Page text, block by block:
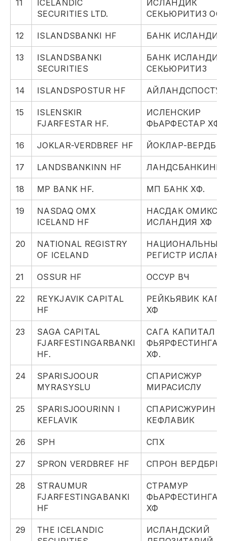
11
ICELANDIC
SECURITIES LTD.
ИСЛАНДИК
СЕКЬЮРИТИЗ
12 ISLANDSBANKI HF БАНК ИСЛАНДИИ
13
ISLANDSBANKI
SECURITIES
БАНК ИСЛАНДИИ
СЕКЬЮРИТИЗ
14 ISLANDSPOSTUR HF АЙЛАНДСПОСТУР
15
ISLENSKIR
FJARFESTAR HF.
ИСЛЕНСКИР
ФЬАРФЕСТАР ХФ.
16 JOKLAR-VERDBREF HF ЙОКЛАР-
17 LANDSBANKINN HF ЛАНДСБАНКИНН
18 MP BANK HF. МП БАНК ХФ.
19
NASDAQ OMX
ICELAND HF
НАСДАК ОМИКС
ИСЛАНДИЯ ХФ
20
NATIONAL REGISTRY
OF ICELAND
НАЦИОНАЛЬНЫЙ
РЕГИСТР
21 OSSUR HF ОССУР ВЧ
22
REYKJAVIK CAPITAL
HF
РЕЙКЬЯВИК
ХФ
23
SAGA CAPITAL
FJARFESTINGARBANKI
HF.
САГА КАПИТАЛ
ХФ.
24
SPARISJOOUR
MYRASYSLU
СПАРИСЖУР
МИРАСИСЛУ
25
SPARISJOOURINN I
KEFLAVIK
СПАРИСЖУРИН И
КЕФЛАВИК
26 SPH СПХ
27 SPRON VERDBREF HF СПРОН ВЕРДБРЕФ
28
STRAUMUR
FJARFESTINGABANKI
HF
СТРАМУР
ХФ
29
THE ICELANDIC
ИСЛАНДСКИЙ